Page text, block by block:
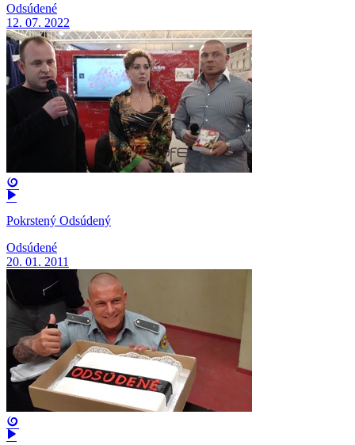
Odsúdené
12. 07. 2022
Pokrstený Odsúdený
Odsúdené
20. 01. 2011